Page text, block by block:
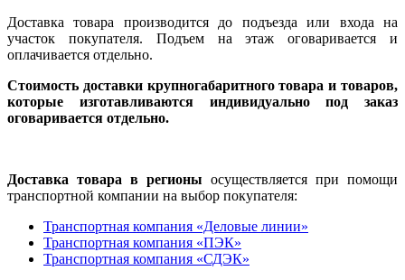
Доставка товара производится до подъезда или входа на
участок покупателя. Подъем на этаж оговаривается и
оплачивается отдельно.
Стоимость доставки крупногабаритного товара и товаров,
которые изготавливаются индивидуально под заказ
оговаривается отдельно.
Доставка товара в регионы осуществляется при помощи
транспортной компании на выбор покупателя:
Транспортная компания «Деловые линии»
Транспортная компания «ПЭК»
Транспортная компания «СДЭК»